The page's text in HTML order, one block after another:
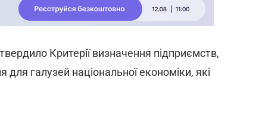
Критерії визначення підприємств,
для галузей національної економіки, які